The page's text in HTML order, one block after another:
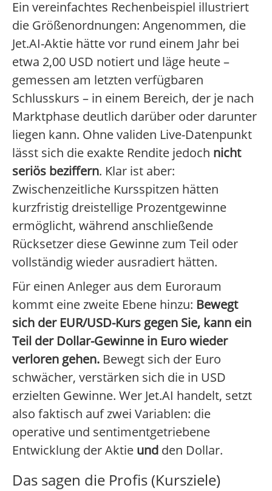
Ein vereinfachtes Rechenbeispiel illustriert
die Größenordnungen: Angenommen, die
Jet.AI-Aktie hätte vor rund einem Jahr bei
etwa 2,00 USD notiert und läge heute –
gemessen am letzten verfügbaren
Schlusskurs – in einem Bereich, der je nach
Marktphase deutlich darüber oder darunter
liegen kann. Ohne validen Live-Datenpunkt
lässt sich die exakte Rendite jedoch nicht
seriös beziffern. Klar ist aber:
Zwischenzeitliche Kursspitzen hätten
kurzfristig dreistellige Prozentgewinne
ermöglicht, während anschließende
Rücksetzer diese Gewinne zum Teil oder
vollständig wieder ausradiert hätten.
Für einen Anleger aus dem Euroraum
kommt eine zweite Ebene hinzu: Bewegt
sich der EUR/USD-Kurs gegen Sie, kann ein
Teil der Dollar-Gewinne in Euro wieder
verloren gehen. Bewegt sich der Euro
schwächer, verstärken sich die in USD
erzielten Gewinne. Wer Jet.AI handelt, setzt
also faktisch auf zwei Variablen: die
operative und sentimentgetriebene
Entwicklung der Aktie und den Dollar.
Das sagen die Profis (Kursziele)